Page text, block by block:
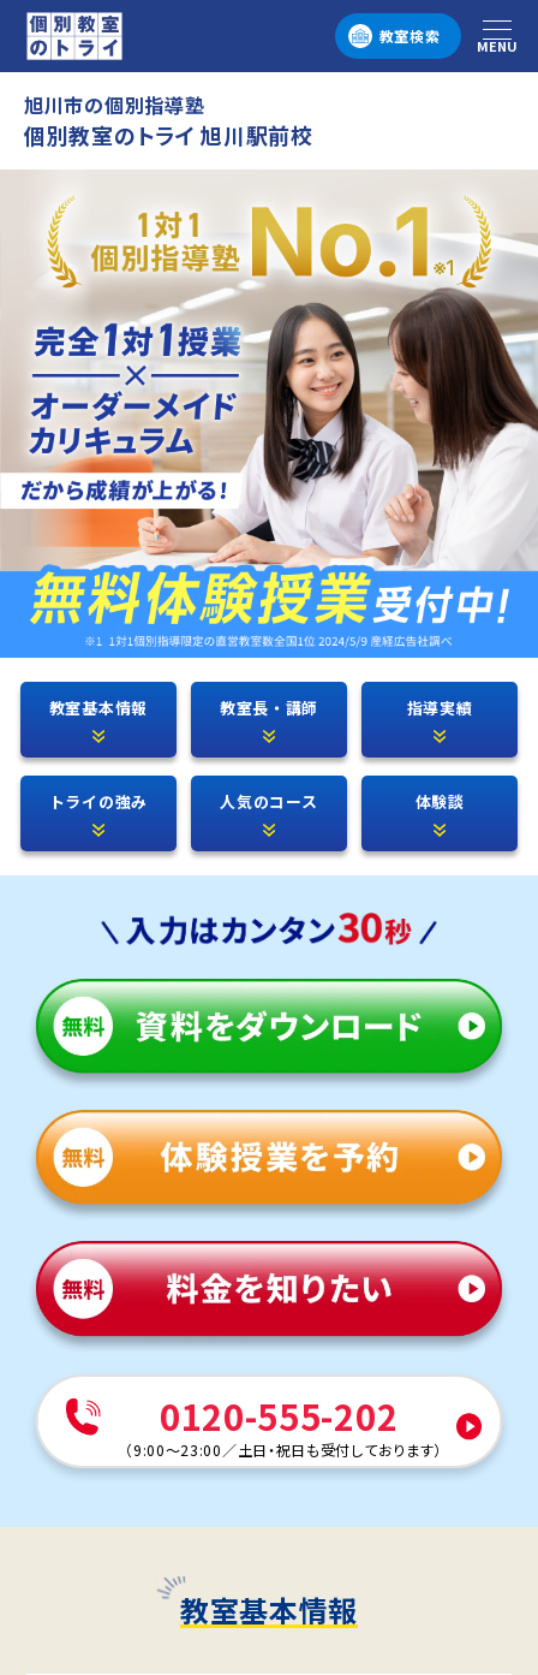
教室検索
メニュー
MENU
旭川市の個別指導塾
個別教室のトライ 旭川駅前校
教室基本情報 教室長・講師 指導実績
トライの強み 人気のコース 体験談
0120-555-202
（9:00～23:00 ／土日・祝日も受付しております）
教室基本情報